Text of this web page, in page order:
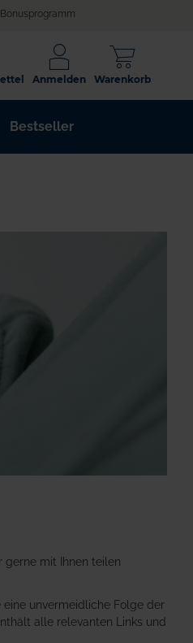
Warenkorb
Anmelden
Bestseller
gerne mit Ihnen teilen
eine unvermeidliche Folge der
alle relevanten Links und